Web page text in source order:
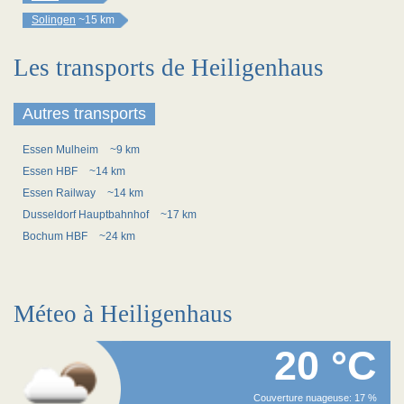
Solingen ~15 km
Les transports de Heiligenhaus
Autres transports
Essen Mulheim
~9 km
Essen HBF
~14 km
Essen Railway
~14 km
Dusseldorf Hauptbahnhof
~17 km
Bochum HBF
~24 km
Méteo à Heiligenhaus
20 °C
Couverture nuageuse: 17 %